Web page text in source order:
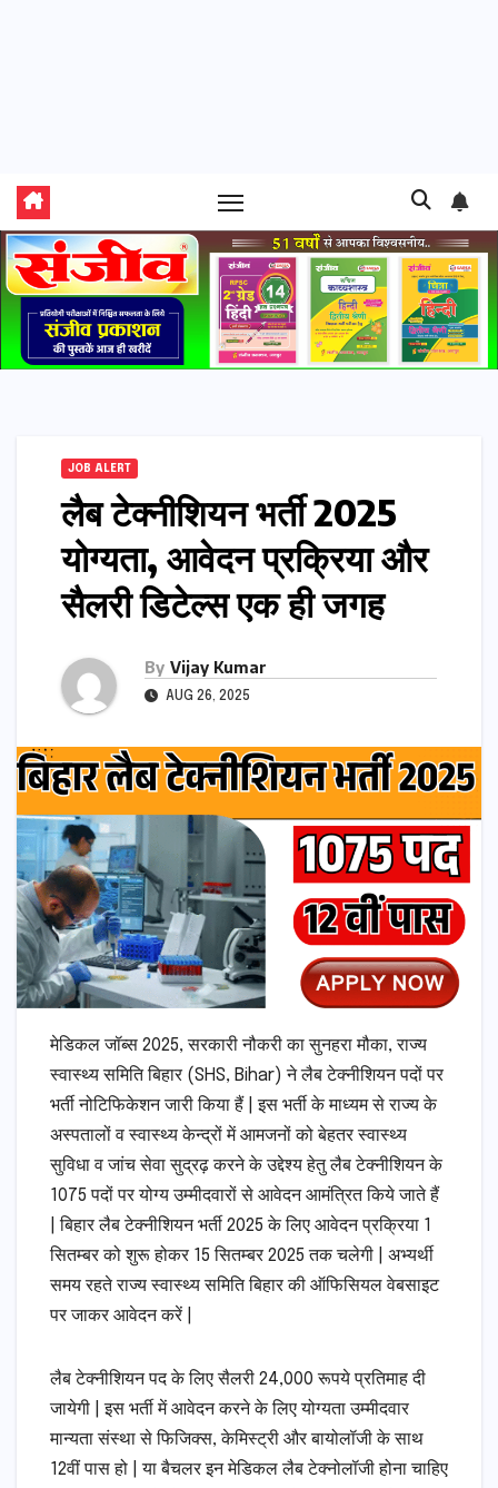
JOB ALERT
लैब टेक्नीशियन भर्ती 2025
योग्यता, आवेदन प्रक्रिया और
सैलरी डिटेल्स एक ही जगह
By Vijay Kumar
AUG 26, 2025
मेडिकल जॉब्स 2025, सरकारी नौकरी का सुनहरा मौका, राज्य
स्वास्थ्य समिति बिहार (SHS, Bihar) ने लैब टेक्नीशियन पदों पर
भर्ती नोटिफिकेशन जारी किया हैं | इस भर्ती के माध्यम से राज्य के
अस्पतालों व स्वास्थ्य केन्द्रों में आमजनों को बेहतर स्वास्थ्य
सुविधा व जांच सेवा सुद्रढ़ करने के उद्देश्य हेतु लैब टेक्नीशियन के
1075 पदों पर योग्य उम्मीदवारों से आवेदन आमंत्रित किये जाते हैं
| बिहार लैब टेक्नीशियन भर्ती 2025 के लिए आवेदन प्रक्रिया 1
सितम्बर को शुरू होकर 15 सितम्बर 2025 तक चलेगी | अभ्यर्थी
समय रहते राज्य स्वास्थ्य समिति बिहार की ऑफिसियल वेबसाइट
पर जाकर आवेदन करें |
लैब टेक्नीशियन पद के लिए सैलरी 24,000 रूपये प्रतिमाह दी
जायेगी | इस भर्ती में आवेदन करने के लिए योग्यता उम्मीदवार
मान्यता संस्था से फिजिक्स, केमिस्ट्री और बायोलॉजी के साथ
12वीं पास हो | या बैचलर इन मेडिकल लैब टेक्नोलॉजी होना चाहिए